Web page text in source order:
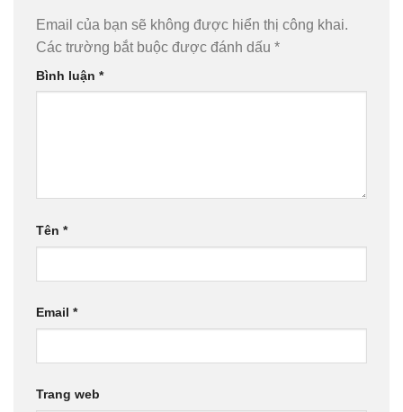
Email của bạn sẽ không được hiển thị công khai.
Các trường bắt buộc được đánh dấu *
Bình luận *
Tên *
Email *
Trang web